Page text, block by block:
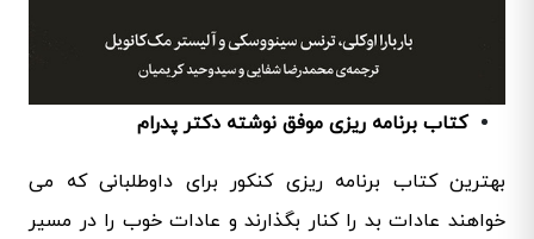
کتاب برنامه ریزی موفق نوشته دکتر پدرام
بهترین کتاب برنامه ریزی کنکور برای داوطلبانی که می
خواهند عادات بد را کنار بگذارند و عادات خوب را در مسیر